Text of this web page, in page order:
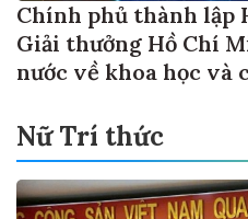
Chính phủ thành lập
Giải thưởng Hồ Chí
nước về khoa học và
Nữ Trí thức